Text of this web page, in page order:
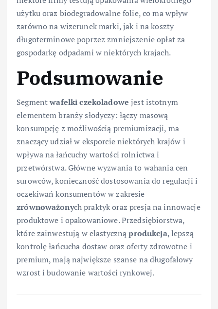
użytku oraz biodegradowalne folie, co ma wpływ
zarówno na wizerunek marki, jak i na koszty
długoterminowe poprzez zmniejszenie opłat za
gospodarkę odpadami w niektórych krajach.
Podsumowanie
Segmentwafelkiczekoladowe jest istotnym
elementem branży słodyczy: łączy masową
konsumpcję z możliwością premiumizacji, ma
znaczący udział w eksporcie niektórych krajów i
wpływa na łańcuchy wartości rolnictwa i
przetwórstwa. Główne wyzwania to wahania cen
surowców, konieczność dostosowania do regulacji i
oczekiwań konsumentów w zakresie
zrównoważonych praktyk oraz presja na innowacje
produktowe i opakowaniowe. Przedsiębiorstwa,
które zainwestują w elastycznąprodukcja, lepszą
kontrolę łańcucha dostaw oraz oferty zdrowotne i
premium, mają największe szanse na długofalowy
wzrost i budowanie wartości rynkowej.